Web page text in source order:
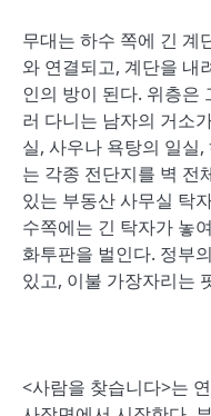
무대는 하수 쪽에 긴 계
와 연결되고, 계단을 내
인의 방이 된다. 위층은
러 다니는 남자의 거소
실, 사우나 욕탕의 일실
는 각종 전단지를 벽 전
있는 부동산 사무실 탁
수쪽에는 긴 탁자가 놓
화투판을 벌인다. 정부
있고, 이불 가장자리는
<사람을 찾습니다>는